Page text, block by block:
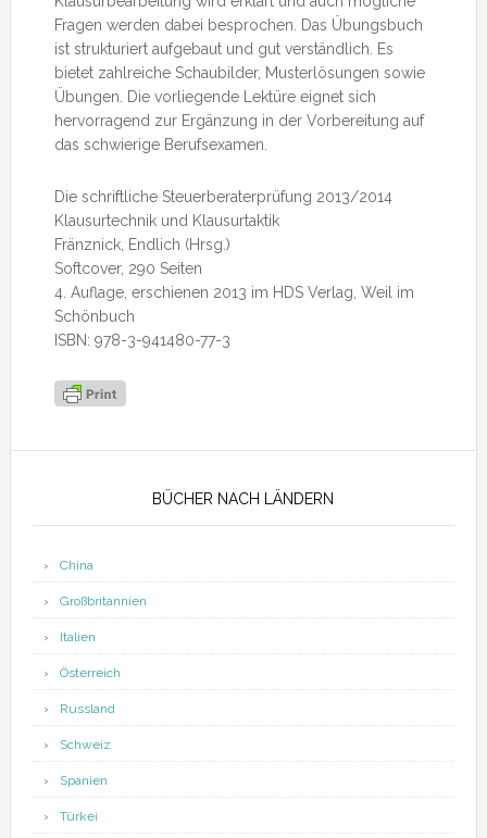
Fragen werden dabei besprochen. Das Übungsbuch
ist strukturiert aufgebaut und gut verständlich. Es
bietet zahlreiche Schaubilder, Musterlösungen sowie
Übungen. Die vorliegende Lektüre eignet sich
hervorragend zur Ergänzung in der Vorbereitung auf
das schwierige Berufsexamen.
Die schriftliche Steuerberaterprüfung 2013/2014
Klausurtechnik und Klausurtaktik
Fränznick, Endlich (Hrsg.)
Softcover, 290 Seiten
4. Auflage, erschienen 2013 im HDS Verlag, Weil im
Schönbuch
ISBN: 978-3-941480-77-3
BÜCHER NACH LÄNDERN
China
Großbritannien
Italien
Österreich
Russland
Schweiz
Spanien
Türkei